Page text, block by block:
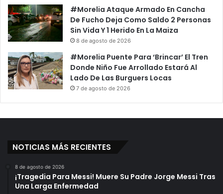
#Morelia Ataque Armado En Cancha
De Fucho Deja Como Saldo 2 Personas
Sin Vida Y 1 Herido En La Maiza
8 de agosto de 2026
#Morelia Puente Para ‘Brincar’ El Tren
Donde Niño Fue Arrollado Estará Al
Lado De Las Burguers Locas
7 de agosto de 2026
NOTICIAS MÁS RECIENTES
8 de agosto de 2026
¡Tragedia Para Messi! Muere Su Padre Jorge Messi Tras
Una Larga Enfermedad